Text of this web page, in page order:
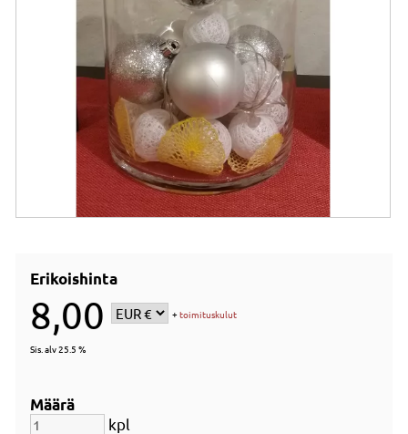
Erikoishinta
8,00 +toimituskulut
Sis. alv 25.5 %
Määrä
kpl